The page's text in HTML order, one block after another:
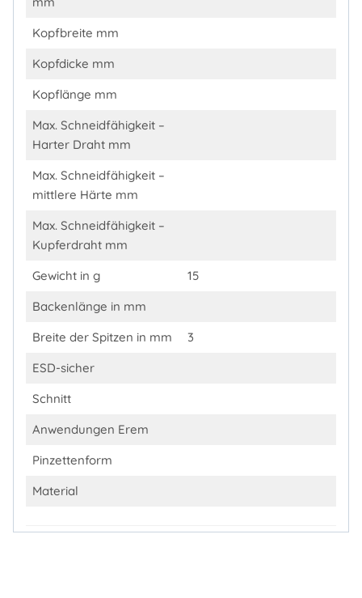
Kopfbreite mm
Kopfdicke mm
Kopflänge mm
Max. Schneidfähigkeit –
Harter Draht mm
Max. Schneidfähigkeit –
mittlere Härte mm
Max. Schneidfähigkeit –
Kupferdraht mm
Gewicht in g
15
Backenlänge in mm
Breite der Spitzen in mm
3
ESD-sicher
Schnitt
Anwendungen Erem
Pinzettenform
Material